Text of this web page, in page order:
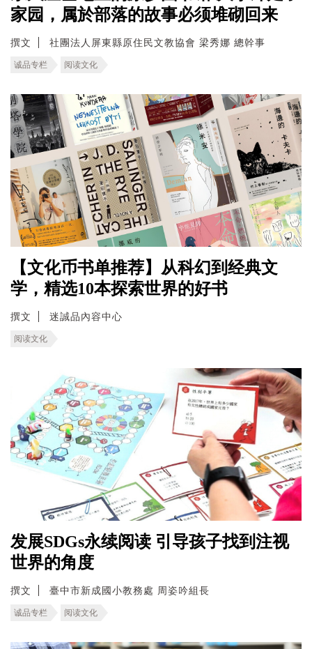
家园，属於部落的故事必须堆砌回来
撰文 社團法人屏東縣原住民文教協會 梁秀娜 總幹事
诚品专栏 阅读文化
【文化币书单推荐】从科幻到经典文
学，精选10本探索世界的好书
撰文 迷誠品內容中心
阅读文化
发展SDGs永续阅读 引导孩子找到注视
世界的角度
撰文 臺中市新成國小教務處 周姿吟組長
诚品专栏 阅读文化